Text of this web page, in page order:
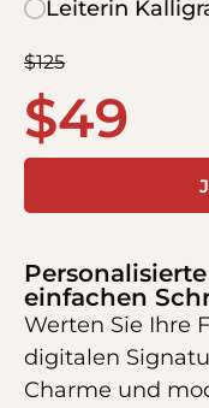
Leiterin
$125
$49
einfachen
Werten Sie Ihre
digitalen
Charme und